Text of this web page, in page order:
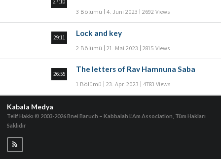
3 Bölümü 4. Juni 2023 2692 Views
29:11
Lock and key
2 Bölümü 21. Mai 2023 2815 Views
26:55
The letters of Rav Hamnuna Saba
1 Bölümü 23. Apr. 2023 4783 Views
Kabala Medya
Telif Hakkı © 2003-2026Bnei Baruch – Kabbalah L’Am Association, Tüm Hakları
Saklıdır